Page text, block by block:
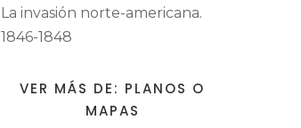
La invasión norte-americana.
1846-1848
VER MÁS DE: PLANOS O
MAPAS